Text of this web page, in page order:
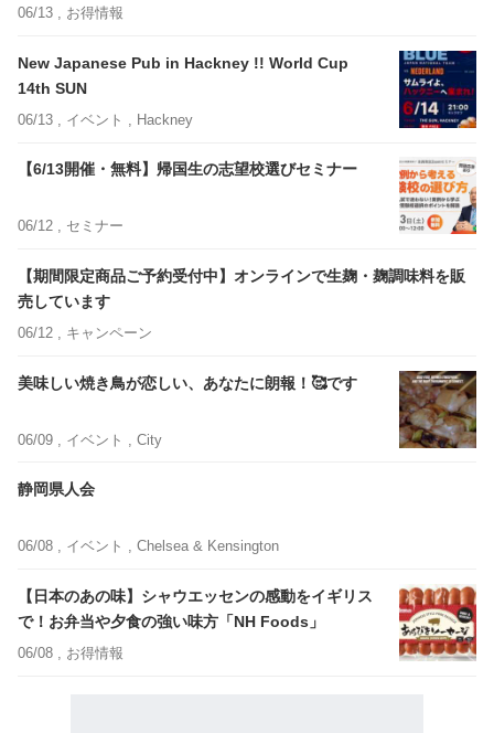
06/13 , お得情報
New Japanese Pub in Hackney !! World Cup
14th SUN
06/13 , イベント , Hackney
【6/13開催・無料】帰国生の志望校選びセミナー
06/12 , セミナー
【期間限定商品ご予約受付中】オンラインで生麹・麹調味料を販
売しています
06/12 , キャンペーン
美味しい焼き鳥が恋しい、あなたに朗報！🥰です
06/09 , イベント , City
静岡県人会
06/08 , イベント , Chelsea & Kensington
【日本のあの味】シャウエッセンの感動をイギリス
で！お弁当や夕食の強い味方「NH Foods」
06/08 , お得情報